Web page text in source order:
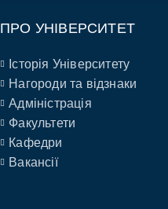
ПРО УНІВЕРСИТЕТ
Історія Університету
Нагороди та відзнаки
Адміністрація
Факультети
Кафедри
Вакансії